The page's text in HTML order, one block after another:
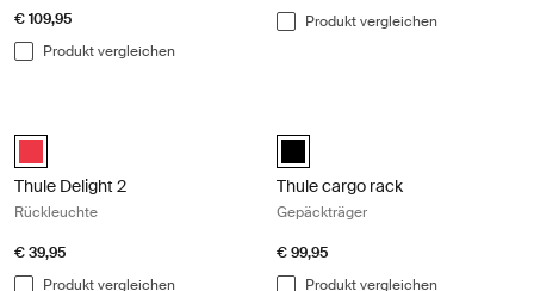
€ 109,95
Produkt vergleichen
Produkt vergleichen
Thule Delight 2 Rot (selected)
Thule Delight 2
Rückleuchte
€ 39,95
Produkt vergleichen
black (selected)
Thule cargo rack
Gepäckträger
€ 99,95
Produkt vergleichen